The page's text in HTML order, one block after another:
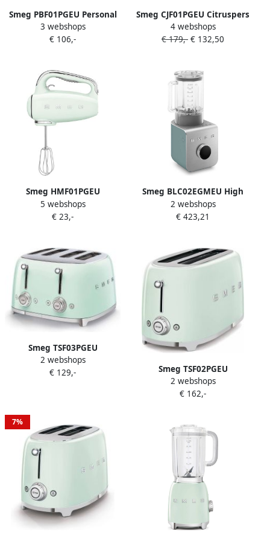
Smeg PBF01PGEU Personal
Blender Smoothie Blender
To Go 300W 2x 600 ml
Watergroen
3 webshops
€ 106,-
Smeg CJF01PGEU Citruspers
Watergroen Handmatige
druk 70W
4 webshops
€ 179,- € 132,50
Smeg HMF01PGEU
Handmixer 250W 9
Snelheden Turbofunctie LED
Style Watergroen
5 webshops
€ 23,-
Smeg BLC02EGMEU High
Performance Blender
Vacuümblender incl.
Snelheden Ice Crush &
Smoothie Programma's
Collezione Emerald Green
2 webshops
€ 423,21
Smeg TSF03PGEU
Broodrooster 4 Sneden 4
Brede Sleuven 2000W 6
Bagelfunctie '50s Style
Watergroen
2 webshops
€ 129,-
Smeg TSF02PGEU
Broodrooster 4 Sneden 2
Lange Sleuven 1500W 6
Opwarmfunctie &
Bagelfunctie '50s Style
Watergroen
2 webshops
€ 162,-
7%